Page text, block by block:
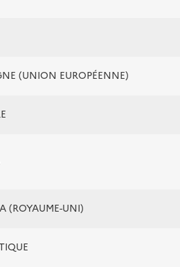
(UNION EUROPÉENNE)
(ROYAUME-UNI)